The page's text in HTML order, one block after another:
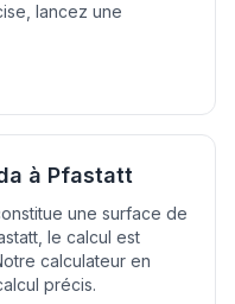
lancez une
à Pfastatt
une surface de
le calcul est
calculateur en
précis.